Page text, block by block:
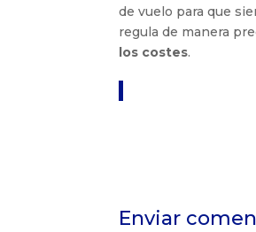
de vuelo para que
regula de manera
los costes.
Enviar